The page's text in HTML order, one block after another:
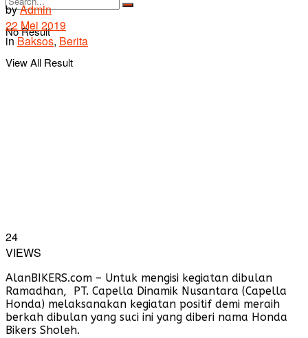
No Result
View All Result
byAdmin
22 Mei 2019
in Baksos, Berita
24
VIEWS
AlanBIKERS.com – Untuk mengisi kegiatan dibulan
Ramadhan, PT. Capella Dinamik Nusantara (Capella
Honda) melaksanakan kegiatan positif demi meraih
berkah dibulan yang suci ini yang diberi nama Honda
Bikers Sholeh.